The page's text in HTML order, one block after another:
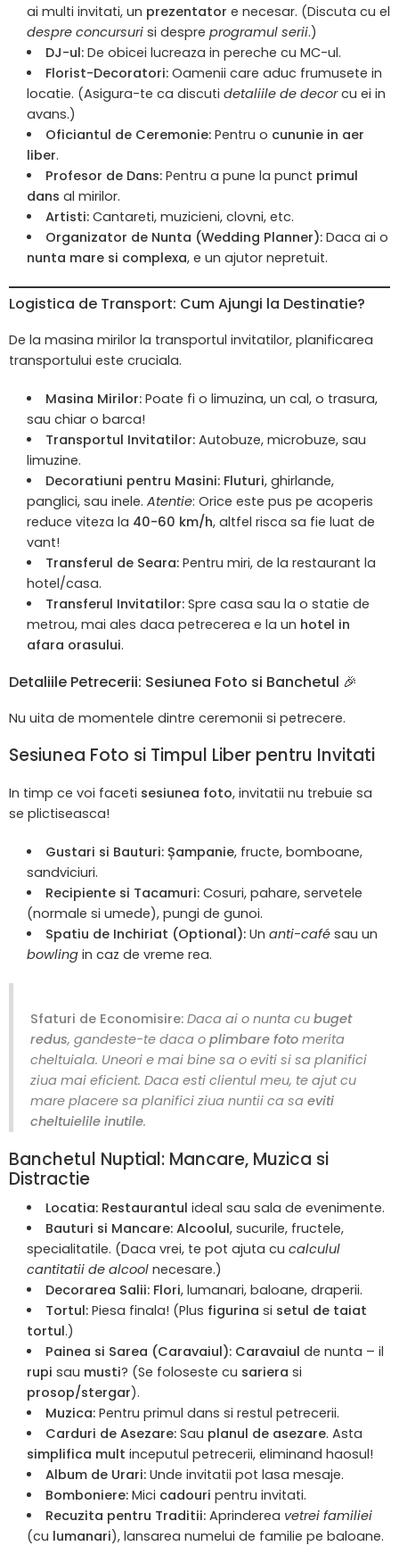
ai multi invitati, un prezentator e necesar. (Discuta cu el
despre concursuri si despre programul serii.)
DJ-ul:De obicei lucreaza in pereche cu MC-ul.
Florist-Decoratori:Oamenii care aduc frumusete in
locatie. (Asigura-te ca discuti detaliile de decorcu ei in
avans.)
Oficiantul de Ceremonie:Pentru o cununie in aer
liber.
Profesor de Dans:Pentru a pune la punct primul
dans al mirilor.
Artisti:Cantareti, muzicieni, clovni, etc.
Organizator de Nunta (Wedding Planner):Daca ai o
nunta mare si complexa, e un ajutor nepretuit.
Logistica de Transport: Cum Ajungi la Destinatie?
De la masina mirilor la transportul invitatilor, planificarea
transportului este cruciala.
Masina Mirilor:Poate fi o limuzina, un cal, o trasura,
sau chiar o barca!
Transportul Invitatilor:Autobuze, microbuze, sau
limuzine.
Decoratiuni pentru Masini: Fluturi, ghirlande,
panglici, sau inele. Atentie: Orice este pus pe acoperis
reduce viteza la 40-60 km/h, altfel risca sa fie luat de
vant!
Transferul de Seara:Pentru miri, de la restaurant la
hotel/casa.
Transferul Invitatilor:Spre casa sau la o statie de
metrou, mai ales daca petrecerea e la un hotel in
afara orasului.
Detaliile Petrecerii: Sesiunea Foto si Banchetul 🎉
Nu uita de momentele dintre ceremonii si petrecere.
Sesiunea Foto si Timpul Liber pentru Invitati
In timp ce voi faceti sesiunea foto, invitatii nu trebuie sa
se plictiseasca!
Gustari si Bauturi: Șampanie, fructe, bomboane,
sandviciuri.
Recipiente si Tacamuri:Cosuri, pahare, servetele
(normale si umede), pungi de gunoi.
Spatiu de Inchiriat (Optional):Un anti-cafésau un
bowling in caz de vreme rea.
Sfaturi de Economisire: Daca ai o nunta cu buget
redus, gandeste-te daca o plimbare fotomerita
cheltuiala. Uneori e mai bine sa o eviti si sa planifici
ziua mai eficient. Daca esti clientul meu, te ajut cu
mare placere sa planifici ziua nuntii ca sa eviti
cheltuielile inutile.
Banchetul Nuptial: Mancare, Muzica si
Distractie
Locatia: Restaurantul ideal sau sala de evenimente.
Bauturi si Mancare: Alcoolul, sucurile, fructele,
specialitatile. (Daca vrei, te pot ajuta cu calculul
cantitatii de alcool necesare.)
Decorarea Salii: Flori, lumanari, baloane, draperii.
Tortul:Piesa finala! (Plus figurina si setul de taiat
tortul.)
Painea si Sarea (Caravaiul): Caravaiul de nunta – il
rupi sau musti? (Se foloseste cu sariera si
prosop/stergar).
Muzica:Pentru primul dans si restul petrecerii.
Carduri de Asezare:Sau planul de asezare. Asta
simplifica mult inceputul petrecerii, eliminand haosul!
Album de Urari:Unde invitatii pot lasa mesaje.
Bomboniere:Mici cadouri pentru invitati.
Recuzita pentru Traditii:Aprinderea vetrei familiei
(cu lumanari), lansarea numelui de familie pe baloane.